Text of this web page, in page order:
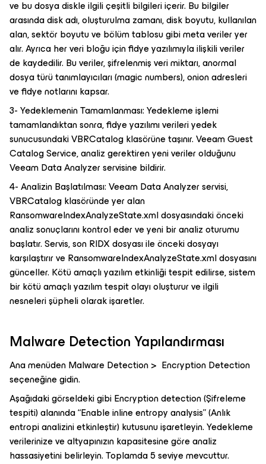
ve bu dosya diskle ilgili çeşitli bilgileri içerir. Bu bilgiler
arasında disk adı, oluşturulma zamanı, disk boyutu, kullanılan
alan, sektör boyutu ve bölüm tablosu gibi meta veriler yer
alır. Ayrıca her veri bloğu için fidye yazılımıyla ilişkili veriler
de kaydedilir. Bu veriler, şifrelenmiş veri miktarı, anormal
dosya türü tanımlayıcıları (magic numbers), onion adresleri
ve fidye notlarını kapsar.
3- Yedeklemenin Tamamlanması: Yedekleme işlemi
tamamlandıktan sonra, fidye yazılımı verileri yedek
sunucusundaki VBRCatalog klasörüne taşınır. Veeam Guest
Catalog Service, analiz gerektiren yeni veriler olduğunu
Veeam Data Analyzer servisine bildirir.
4- Analizin Başlatılması: Veeam Data Analyzer servisi,
VBRCatalog klasöründe yer alan
RansomwareIndexAnalyzeState.xml dosyasındaki önceki
analiz sonuçlarını kontrol eder ve yeni bir analiz oturumu
başlatır. Servis, son RIDX dosyası ile önceki dosyayı
karşılaştırır ve RansomwareIndexAnalyzeState.xml dosyasını
günceller. Kötü amaçlı yazılım etkinliği tespit edilirse, sistem
bir kötü amaçlı yazılım tespit olayı oluşturur ve ilgili
nesneleri şüpheli olarak işaretler.
Malware Detection Yapılandırması
Ana menüden Malware Detection > Encryption Detection
seçeneğine gidin.
Aşağıdaki görseldeki gibi Encryption detection (Şifreleme
tespiti) alanında “Enable inline entropy analysis” (Anlık
entropi analizini etkinleştir) kutusunu işaretleyin. Yedekleme
verilerinize ve altyapınızın kapasitesine göre analiz
hassasiyetini belirleyin. Toplamda 5 seviye mevcuttur.